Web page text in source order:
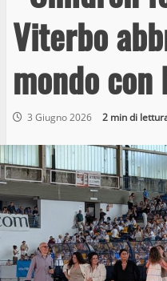
Viterbo
mondo con
3 Giugno 2026 2 min di